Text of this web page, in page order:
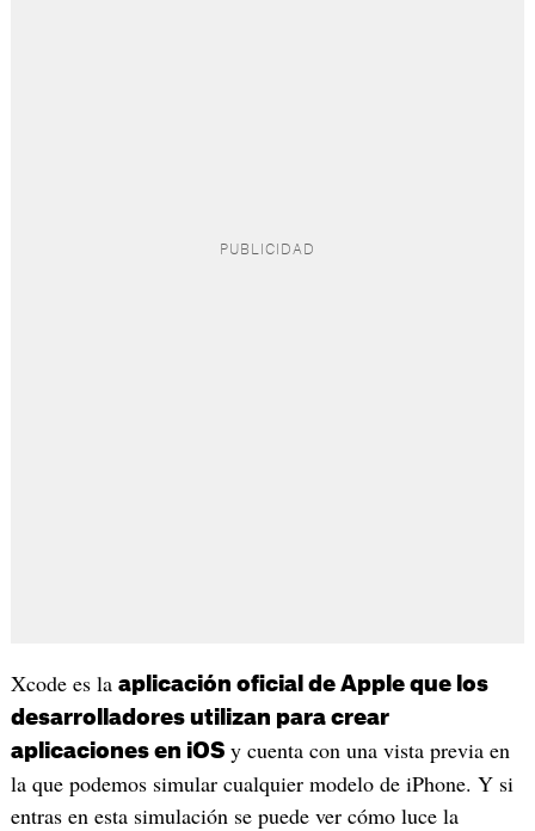
Xcode es la aplicación oficial de Apple que los
desarrolladores utilizan para crear
aplicaciones en iOSy cuenta con una vista previa en
la que podemos simular cualquier modelo de iPhone. Y si
entras en esta simulación se puede ver cómo luce la